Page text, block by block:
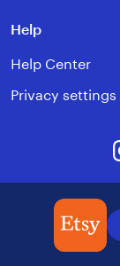
Help
Help Center
Privacy settings